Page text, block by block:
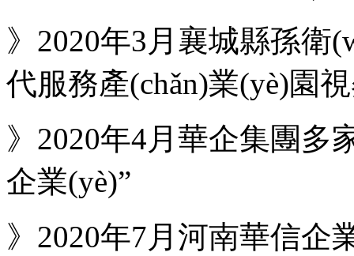
》2020年3月襄城縣孫衛
代服務產(chǎn)業(yè)園
》2020年4月華企集團多
企業(yè)”
》2020年7月河南華信企